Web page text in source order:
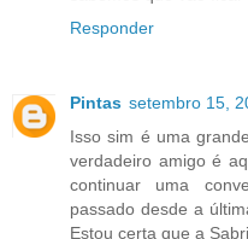
Responder
Pintas setembro 15,
Isso sim é uma
verdadeiro amigo é
continuar uma
passado desde a
Estou certa que a